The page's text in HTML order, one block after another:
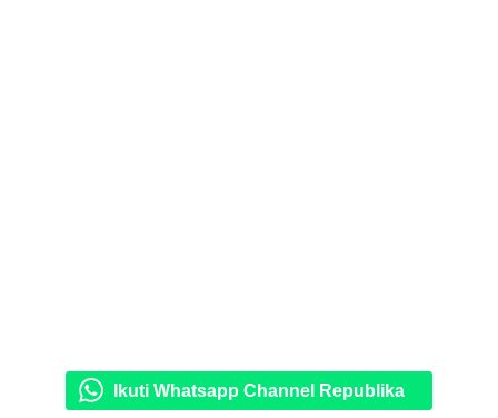
Ikuti Whatsapp Channel Republika